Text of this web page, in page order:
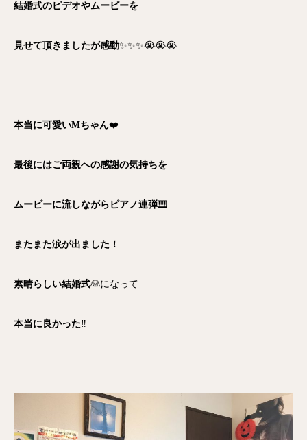
結婚式のピデオやムービーを
見せて頂きましたが感動✨✨✨😭😭😭
本当に可愛いMちゃん❤️
最後にはご両親への感謝の気持ちを
ムービーに流しながらピアノ連弾🎹
またまた涙が出ました！
素晴らしい結婚式👰になって
本当に良かった‼️